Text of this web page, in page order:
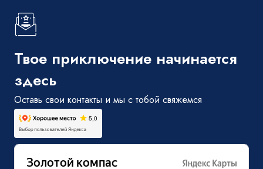
Твое приключение начинается
здесь
Оставь свои контакты и мы с тобой свяжемся